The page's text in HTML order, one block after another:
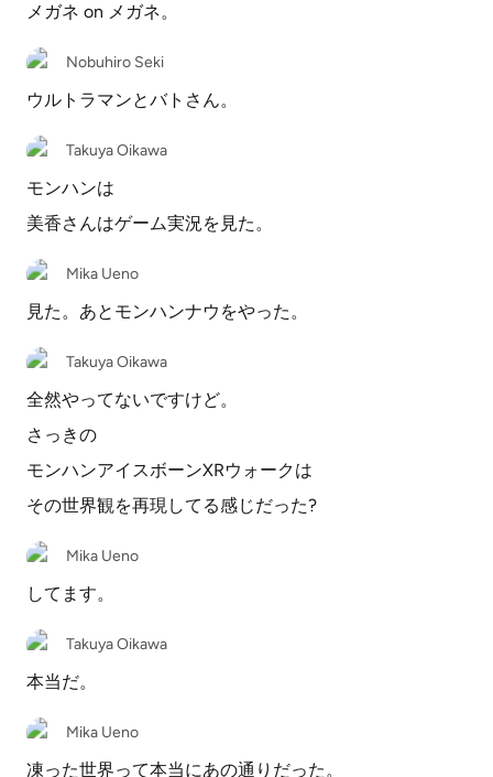
メガネ on メガネ。
Nobuhiro Seki
ウルトラマンとバトさん。
Takuya Oikawa
モンハンは
美香さんはゲーム実況を見た。
Mika Ueno
見た。あとモンハンナウをやった。
Takuya Oikawa
全然やってないですけど。
さっきの
モンハンアイスボーンXRウォークは
その世界観を再現してる感じだった?
Mika Ueno
してます。
Takuya Oikawa
本当だ。
Mika Ueno
凍った世界って本当にあの通りだった。